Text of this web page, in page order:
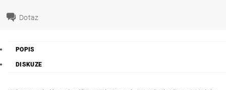
Dotaz
POPIS
DISKUZE